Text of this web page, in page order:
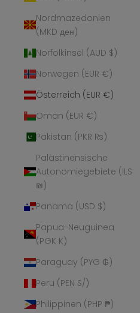
Nordmazedonien
(MKD ден)
Norfolkinsel (AUD $)
Norwegen (EUR €)
Österreich (EUR €)
Oman (EUR €)
Pakistan (PKR ₨)
Palästinensische
Autonomiegebiete (ILS
₪)
Panama (USD $)
Papua-Neuguinea
(PGK K)
Paraguay (PYG ₲)
Peru (PEN S/)
Philippinen (PHP ₱)